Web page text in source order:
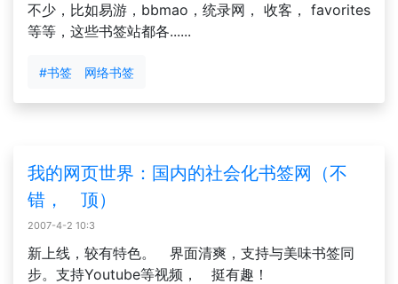
不少，比如易游，bbmao，统录网， 收客， favorites
等等，这些书签站都各......
#书签 网络书签
我的网页世界：国内的社会化书签网（不
错， 顶）
2007-4-2 10:3
新上线，较有特色。 界面清爽，支持与美味书签同
步。支持Youtube等视频， 挺有趣！